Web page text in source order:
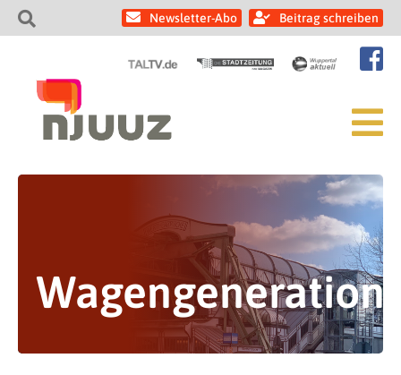
Newsletter-Abo Beitrag schreiben
Wagengeneration